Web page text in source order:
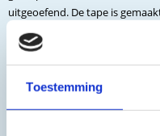
Toestemming
uitgeoefend. De tape is
acryl kleeflaag. De meest
Classic is de gepatenteerde
gatenpatroon heeft deze tape
werkrichting driedimensionaal.